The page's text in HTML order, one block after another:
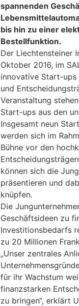
spannenden
bis hin zu einer
Bestellfunktion.
Der Liechtensteiner
Oktober 2016, im
innovative Start-ups
und
Veranstaltung
Start-ups aus den
Insgesamt neun
werden sich im
Bühne vor den
können sich die
präsentieren und
knüpfen.
Die
Geschäftsideen zu
Investitionsbedarfs
zu 20 Millionen
„Unser zentrales
für ihr Wachstum
finanzstarken
zu bringen“, erklärt